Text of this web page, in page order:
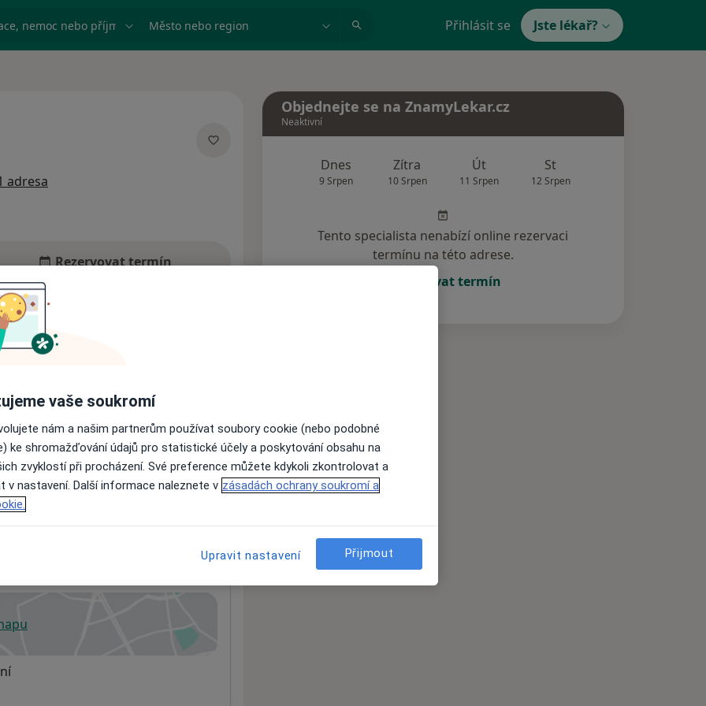
nemoc nebo příjmení Město nebo region Přihlásit se Jste lékař?
adresa
Rezervovat termín
nejsou k dispozici
informace o svých službách.
v nové záložce
Objednejte se na ZnamyLekar.cz
Neaktivní
Dnes
9 Srpen
Zítra
10 Srpen
Út
11 Srpen
St
12 Srpen
Tento specialista nenabízí online rezervaci
termínu na této adrese.
Rezervovat termín
vaše soukromí
nám a našim partnerům používat soubory cookie (nebo podobné
ke shromažďování údajů pro statistické účely a poskytování obsahu na
zvyklostí při procházení. Své preference můžete kdykoli zkontrolovat a
v nastavení. Další informace naleznete v zásadách ochrany soukromí a
Upravit nastavení Přijmout